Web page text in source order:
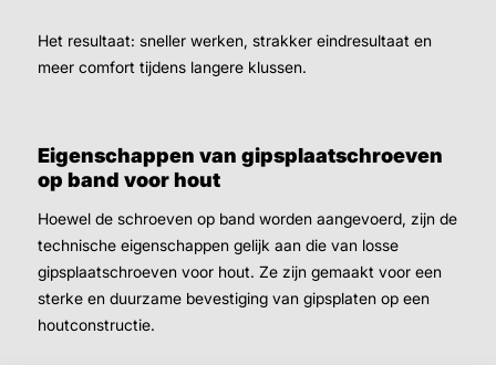
Het resultaat: sneller werken, strakker eindresultaat en
meer comfort tijdens langere klussen.
Eigenschappen van gipsplaatschroeven
op band voor hout
Hoewel de schroeven op band worden aangevoerd, zijn de
technische eigenschappen gelijk aan die van losse
gipsplaatschroeven voor hout. Ze zijn gemaakt voor een
sterke en duurzame bevestiging van gipsplaten op een
houtconstructie.